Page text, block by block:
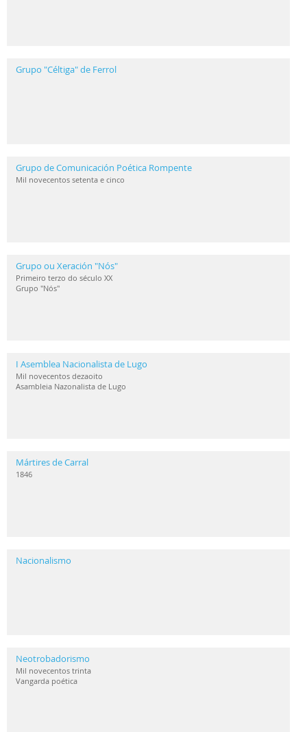
Grupo "Céltiga" de Ferrol
Grupo de Comunicación Poética Rompente
Mil novecentos setenta e cinco
Grupo ou Xeración "Nós"
Primeiro terzo do século XX
Grupo "Nós"
I Asemblea Nacionalista de Lugo
Mil novecentos dezaoito
Asambleia Nazonalista de Lugo
Mártires de Carral
1846
Nacionalismo
Neotrobadorismo
Mil novecentos trinta
Vangarda poética